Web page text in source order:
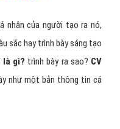
nhân của người tạo ra nó,
sắc hay trình bày sáng tạo
là gì? trình bày ra sao? CV
như một bản thông tin cá